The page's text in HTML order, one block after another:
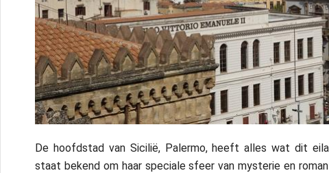
De hoofdstad van Sicilië, Palermo, heeft alles wat dit
staat bekend om haar speciale sfeer van mysterie en